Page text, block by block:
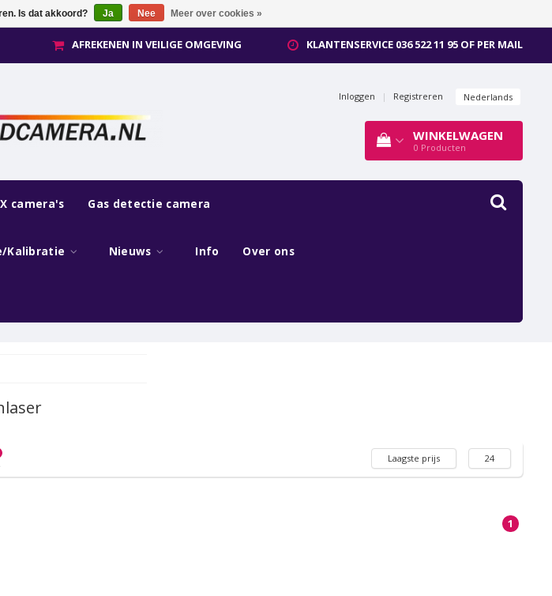
AFREKENEN IN VEILIGE OMGEVING KLANTENSERVICE 036 522 11 95 OF PER MAIL
Inloggen | Registreren Nederlands
WINKELWAGEN
0 Producten
camera's Gas detectie camera
Kalibratie Nieuws Info Over ons
Laagste prijs 24
1
Is dat akkoord? Ja Nee Meer over cookies »